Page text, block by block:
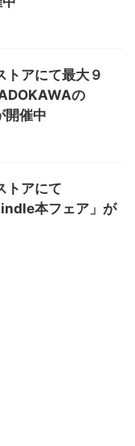
アにて最大９
の
開催中
アにて
本フェア」が